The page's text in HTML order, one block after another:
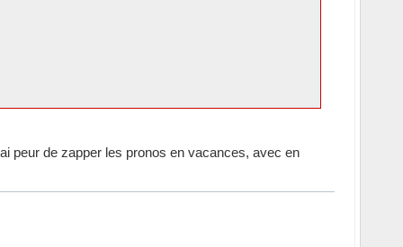
peur de zapper les pronos en vacances, avec en